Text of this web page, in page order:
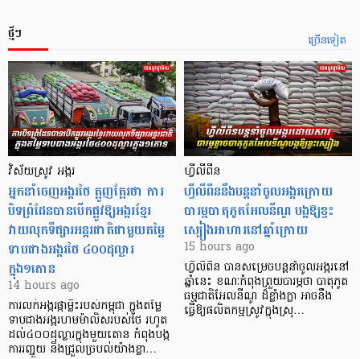
ច្រើនទៀត
ថ្មីៗ
វិស័យស្រូវ អង្ករ
អ្នកនាំចេញអង្ករថៃ ត្អូញត្អែរថា ការ
បិទព្រំដែនបានបើកផ្លូវឱ្យអង្ករខ្មែរ
វាយលុកទីផ្សារអន្តរជាតិជាមួយតម្លៃ
ទាបជាងអង្ករថៃ ៤០០ដុល្លារ
ក្នុង១តោន
14 hours ago
ការលក់អង្ករផ្កាម្លិះរបស់កម្ពុជា ក្នុងតម្លៃ
ទាបជាងអង្ករហមម៉ាលិសរបស់ថៃ រហូត
ដល់៤០០ដុល្លារក្នុងមួយតោន កំពុងបង្ក
ការរញ្ជួយ និងជ្រួលច្របល់យ៉ាងខ្លា…
ហ្វីលីពីន
ហ្វីលីពីននឹងបន្តនាំចូលអង្ករក្រោយ
បារម្ភបាតុភូតអែលនីណូ បង្កឱ្យខ្វះ
ស្បៀងអាហារនៅឆ្នាំក្រោយ
15 hours ago
ហ្វីលីពីន បាន​សម្រេចបន្តនាំចូលអង្ករនៅ
ឆ្នាំនេះ ខណៈកំពុងព្រួយបារម្ភថា បាតុភូត
ធម្មជាតិអែលនីណូ ដ៏ខ្លាំងក្លា​ អាចនឹង
ធ្វើឱ្យផលិតកម្មស្រូវក្នុងស្រុ…